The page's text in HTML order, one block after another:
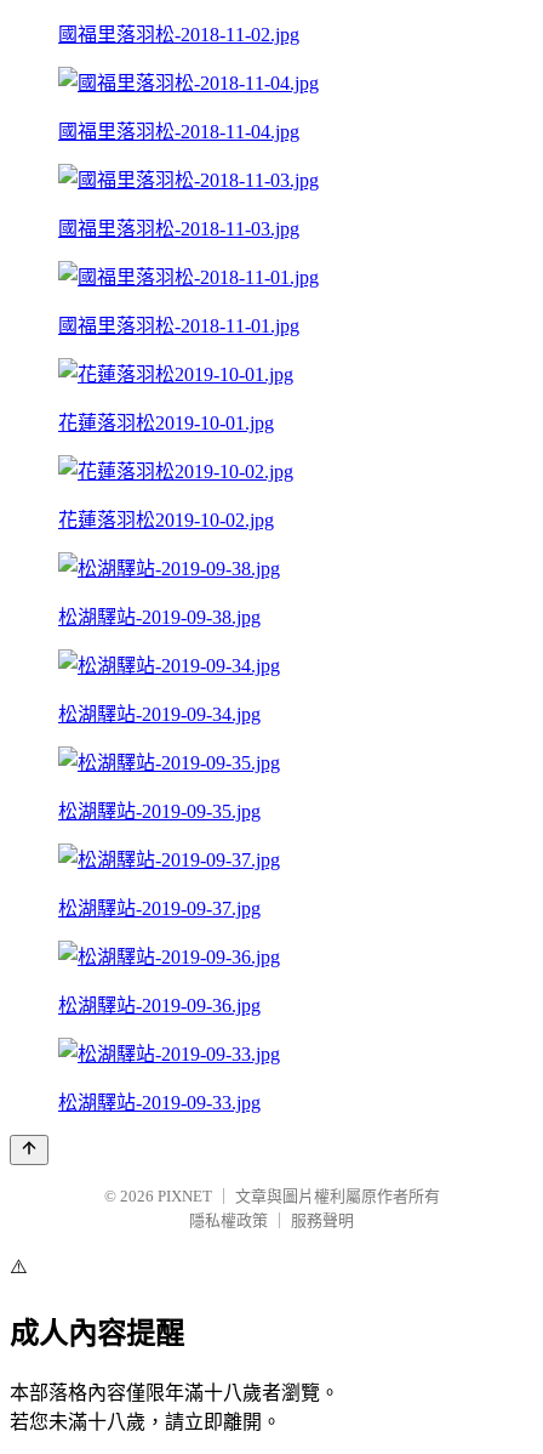
國福里落羽松-2018-11-02.jpg
國福里落羽松-2018-11-04.jpg
國福里落羽松-2018-11-03.jpg
國福里落羽松-2018-11-01.jpg
花蓮落羽松2019-10-01.jpg
花蓮落羽松2019-10-02.jpg
松湖驛站-2019-09-38.jpg
松湖驛站-2019-09-34.jpg
松湖驛站-2019-09-35.jpg
松湖驛站-2019-09-37.jpg
松湖驛站-2019-09-36.jpg
松湖驛站-2019-09-33.jpg
© 2026 PIXNET
文章與圖片權利屬原作者所有
隱私權政策
服務聲明
⚠️
成人內容提醒
本部落格內容僅限年滿十八歲者瀏覽。
若您未滿十八歲，請立即離開。